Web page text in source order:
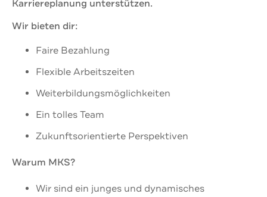
Karriereplanung unterstützen.
Wir bieten dir:
Faire Bezahlung
Flexible Arbeitszeiten
Weiterbildungsmöglichkeiten
Ein tolles Team
Zukunftsorientierte Perspektiven
Warum MKS?
Wir sind ein junges und dynamisches